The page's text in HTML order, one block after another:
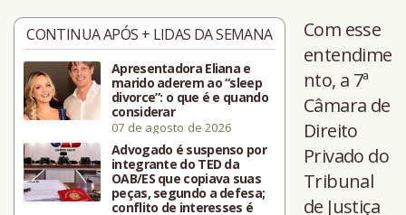
CONTINUA APÓS + LIDAS DA SEMANA
Apresentadora Eliana e
marido aderem ao “sleep
divorce”: o que é e quando
considerar
07 de agosto de 2026
Advogado é suspenso por
integrante do TED da
OAB/ES que copiava suas
peças, segundo a defesa;
conflito de interesses é
Com esse
entendime
nto, a 7ª
Câmara de
Direito
Privado do
Tribunal
de Justiça